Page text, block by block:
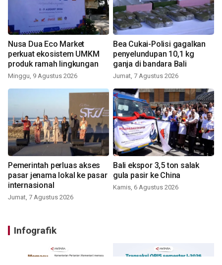
Nusa Dua Eco Market
perkuat ekosistem UMKM
produk ramah lingkungan
Minggu, 9 Agustus 2026
Bea Cukai-Polisi gagalkan
penyelundupan 10,1 kg
ganja di bandara Bali
Jumat, 7 Agustus 2026
Pemerintah perluas akses
pasar jenama lokal ke pasar
internasional
Jumat, 7 Agustus 2026
Bali ekspor 3,5 ton salak
gula pasir ke China
Kamis, 6 Agustus 2026
Infografik